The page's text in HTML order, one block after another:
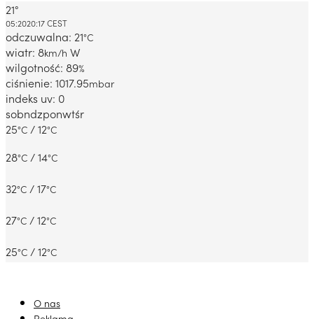
Dabrowa Gornicza, PL
21°
05:2020:17 CEST
odczuwalna: 21°C
wiatr: 8km/h W
wilgotność: 89%
ciśnienie: 1017.95mbar
indeks uv: 0
sobndzponwtśr
25°C / 12°C
28°C / 14°C
32°C / 17°C
27°C / 12°C
25°C / 12°C
O nas